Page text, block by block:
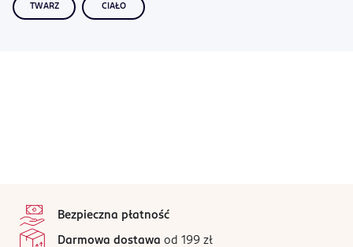
TWARZ CIAŁO
Bezpieczna płatność
Darmowa dostawa od 199 zł